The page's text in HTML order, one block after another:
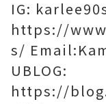
IG:
https://
s/
UBLOG:
https://